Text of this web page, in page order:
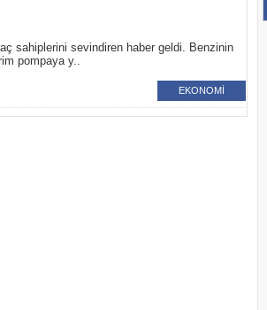
sahiplerini sevindiren haber geldi. Benzinin
pompaya y..
EKONOMİ